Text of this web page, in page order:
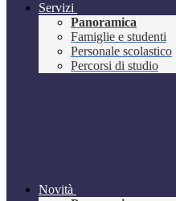
Servizi
Panoramica
Famiglie e studenti
Personale scolastico
Percorsi di studio
Novità